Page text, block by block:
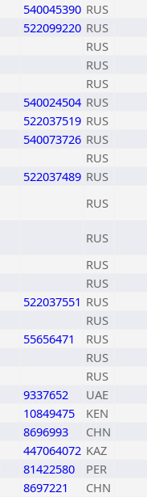
540045390 RUS
522099220 RUS
RUS
RUS
RUS
540024504 RUS
522037519 RUS
540073726 RUS
RUS
522037489 RUS
RUS
RUS
RUS
RUS
522037551 RUS
RUS
55656471
RUS
RUS
RUS
9337652
UAE
10849475
KEN
8696993
CHN
447064072 KAZ
81422580
PER
8697221
CHN